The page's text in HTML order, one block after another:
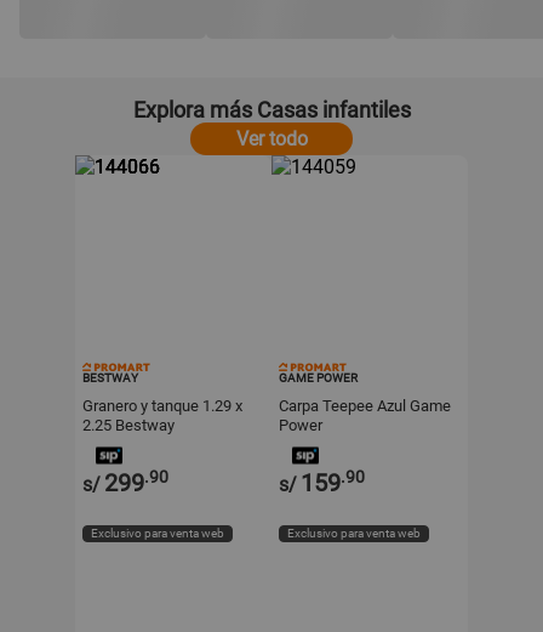
Explora más Casas infantiles
Ver todo
BESTWAY
Granero y tanque 1.29 x
2.25 Bestway
s/ 299.90
Exclusivo para venta web
GAME POWER
Carpa Teepee Azul Game
Power
s/ 159.90
Exclusivo para venta web